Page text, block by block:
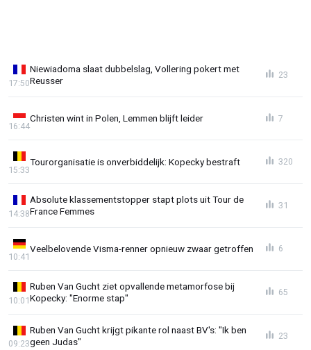
Niewiadoma slaat dubbelslag, Vollering pokert met
Reusser
17:50
23
Christen wint in Polen, Lemmen blijft leider
16:44
7
Tourorganisatie is onverbiddelijk: Kopecky bestraft
15:33
320
Absolute klassementstopper stapt plots uit Tour de
France Femmes
14:38
31
Veelbelovende Visma-renner opnieuw zwaar getroffen
10:41
6
Ruben Van Gucht ziet opvallende metamorfose bij
Kopecky: "Enorme stap"
10:01
65
Ruben Van Gucht krijgt pikante rol naast BV's: "Ik ben
geen Judas"
09:23
23